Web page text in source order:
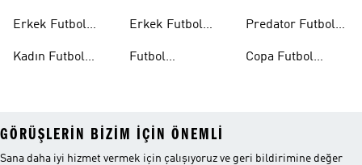
Erkek Futbol
Kadın Futbol
Erkek Futbol
Futbol
Predator Futbol
Copa Futbol
GÖRÜŞLERIN BIZIM IÇIN ÖNEMLI
Sana daha iyi hizmet vermek için çalışıyoruz ve geri bildirimine değer